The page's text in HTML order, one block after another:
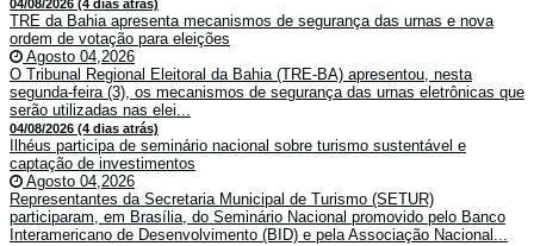
04/08/2026 (4 dias atrás)
TRE da Bahia apresenta mecanismos de segurança das urnas e nova
ordem de votação para eleições
Agosto 04,2026
O Tribunal Regional Eleitoral da Bahia (TRE-BA) apresentou, nesta
segunda-feira (3), os mecanismos de segurança das urnas eletrônicas que
serão utilizadas nas elei...
04/08/2026 (4 dias atrás)
Ilhéus participa de seminário nacional sobre turismo sustentável e
captação de investimentos
Agosto 04,2026
Representantes da Secretaria Municipal de Turismo (SETUR)
participaram, em Brasília, do Seminário Nacional promovido pelo Banco
Interamericano de Desenvolvimento (BID) e pela Associação Nacional...